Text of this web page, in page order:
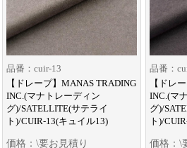
品番：cuir-13
【ドレープ】MANAS TRADING
INC.(マナトレーディン
グ)/SATELLITE(サテライ
ト)/CUIR-13(キュイル13)
価格：\要お見積り
品番：
【ドレ
INC.(マ
グ)/
ト)/
価格：\